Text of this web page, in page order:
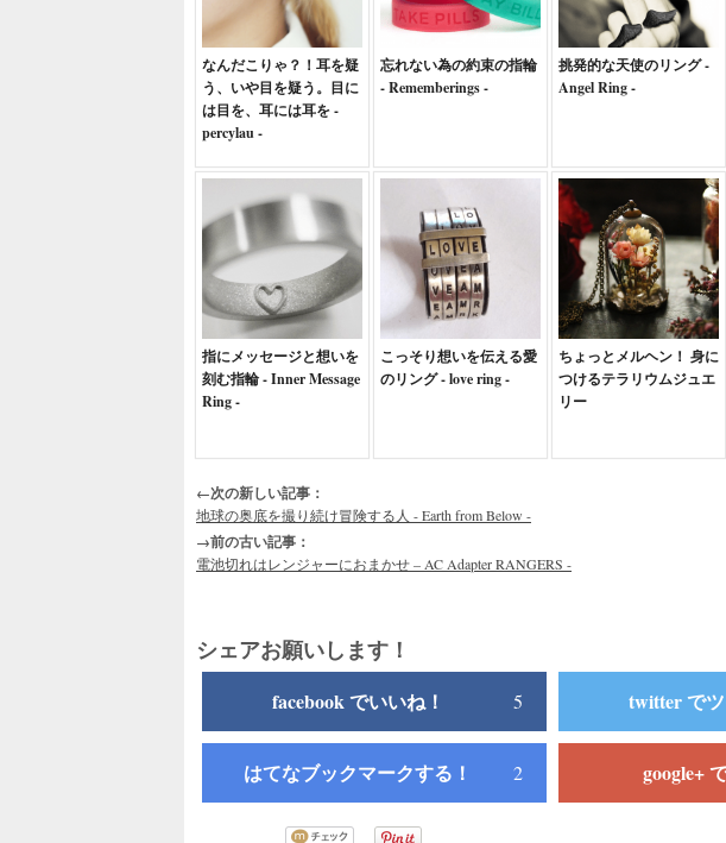
なんだこりゃ？！耳を疑
う、いや目を疑う。目に
は目を、耳には耳を -
percylau -
忘れない為の約束の指輪
- Rememberings -
挑発的な天使のリング -
Angel Ring -
指にメッセージと想いを
刻む指輪 - Inner Message
Ring -
こっそり想いを伝える愛
のリング - love ring -
ちょっとメルヘン！ 身に
つけるテラリウムジュエ
リー
←次の新しい記事：
地球の奥底を撮り続け冒険する人 - Earth from Below -
→前の古い記事：
電池切れはレンジャーにおまかせ – AC Adapter RANGERS -
シェアお願いします！
facebook でいいね！ 5 twitter でツ
はてなブックマークする！ 2 google+